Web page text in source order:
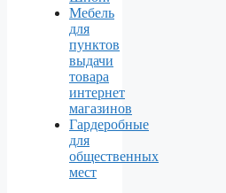
Мебель
для
пунктов
выдачи
товара
интернет
магазинов
Гардеробные
для
общественных
мест